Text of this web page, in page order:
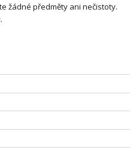
žádné předměty ani nečistoty.